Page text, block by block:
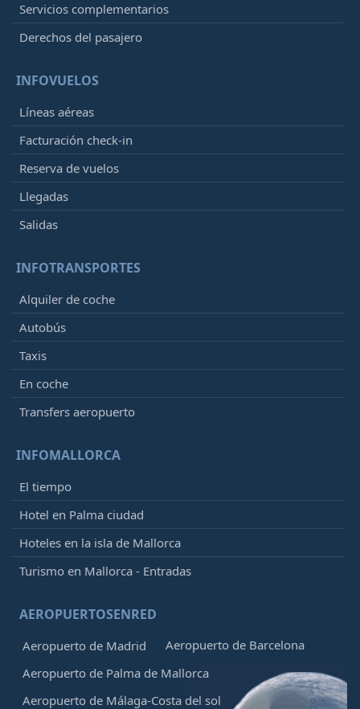
Servicios complementarios
Derechos del pasajero
INFOVUELOS
Líneas aéreas
Facturación check-in
Reserva de vuelos
Llegadas
Salidas
INFOTRANSPORTES
Alquiler de coche
Autobús
Taxis
En coche
Transfers aeropuerto
INFOMALLORCA
El tiempo
Hotel en Palma ciudad
Hoteles en la isla de Mallorca
Turismo en Mallorca - Entradas
AEROPUERTOSENRED
Aeropuerto de Madrid
Aeropuerto de Barcelona
Aeropuerto de Palma de Mallorca
Aeropuerto de Málaga-Costa del sol